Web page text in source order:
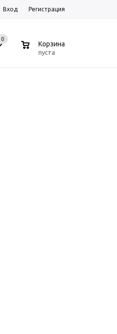
Вход Регистрация
0
Корзина
пуста